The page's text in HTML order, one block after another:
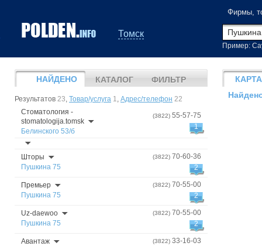
Томск
Фирмы,
Пример:
НАЙДЕНО КАТАЛОГ ФИЛЬТР
Результатов 23, Товар/услуга 1, Адрес/телефон 22
Стоматология -
stomatologija.tomsk
Белинского 53/б
(3822) 55-57-75
1
Шторы
Пушкина 75
(3822) 70-60-36
2
Премьер
Пушкина 75
(3822) 70-55-00
2
Uz-daewoo
Пушкина 75
(3822) 70-55-00
2
Авантаж
(3822) 33-16-03
КАРТА